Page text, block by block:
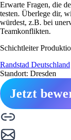
Erwarte Fragen, die
testen. Überlege dir,
würdest, z.B. bei
Teamkonflikten.
Schichtleiter
Randstad Deutschland
Standort: Dresden
Jetzt